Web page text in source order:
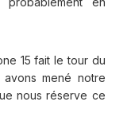
15 fait le tour du
mené notre
nous réserve ce